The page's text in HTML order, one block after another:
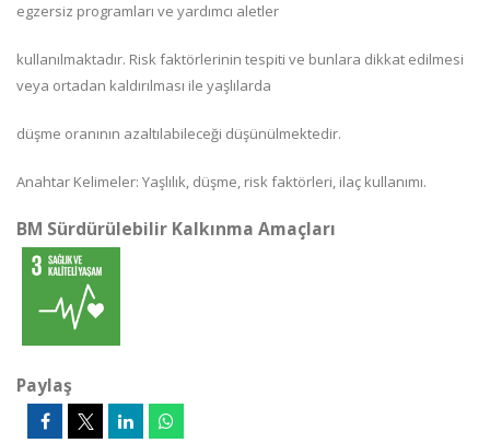
egzersiz programları ve yardımcı aletler
kullanılmaktadır. Risk faktörlerinin tespiti ve bunlara dikkat edilmesi
veya ortadan kaldırılması ile yaşlılarda
düşme oranının azaltılabileceği düşünülmektedir.
Anahtar Kelimeler: Yaşlılık, düşme, risk faktörleri, ilaç kullanımı.
BM Sürdürülebilir Kalkınma Amaçları
Paylaş